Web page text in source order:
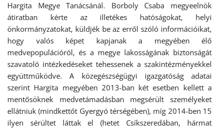
Hargita Megye Tanácsánál. Borboly Csaba megyeelnök
átiratban kérte az illetékes hatóságokat, helyi
önkormányzatokat, küldjék be az erről szóló információikat,
hogy valós képet kapjanak a megyében élő
medvepopulációról, és a megye lakosságának biztonságát
szavatoló intézkedéseket tehessenek a szakintézményekkel
együttműködve. A közegészségügyi igazgatóság adatai
szerint Hargita megyében 2013-ban két esetben kellett a
mentősöknek medvetámadásban megsérült személyeket
ellátniuk (mindkettőt Gyergyó térségében), míg 2014-ben 15
ilyen sérültet láttak el (hetet Csíkszeredában, hármat